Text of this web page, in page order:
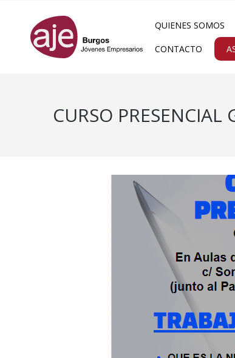
QUIENES SOMOS
CONTACTO
CURSO